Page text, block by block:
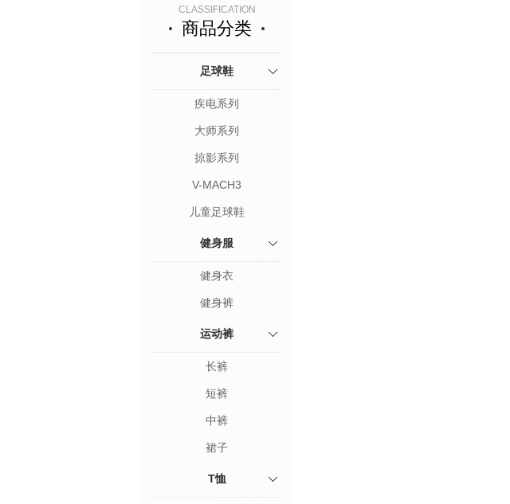
CLASSIFICATION
商品分类
足球鞋
疾电系列
大师系列
掠影系列
V-MACH3
儿童足球鞋
健身服
健身衣
健身裤
运动裤
长裤
短裤
中裤
裙子
T恤